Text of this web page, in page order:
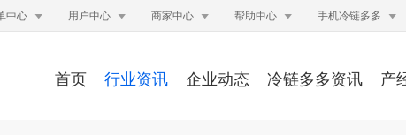
中心  用户中心  商家中心  帮助中心  手机冷链多多 
首页 行业资讯 企业动态 冷链多多资讯 产